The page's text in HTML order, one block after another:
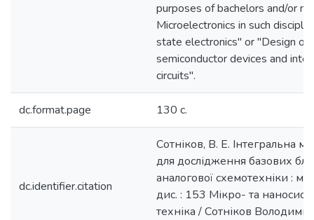
purposes of bachelors and/or
Microelectronics in such
state electronics" or "Design of
semiconductor devices and
circuits".
dc.format.page 130 c.
dc.identifier.citation
Сотніков, В. Е. Інтегральна
для дослідження базових
аналогової схемотехніки :
дис. : 153 Мікро- та
техніка / Сотніков